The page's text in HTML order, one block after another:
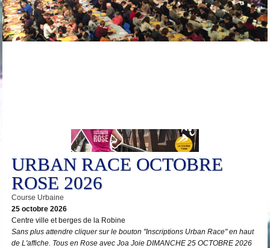
URBAN RACE OCTOBRE
ROSE 2026
Course Urbaine
25 octobre 2026
Centre ville et berges de la Robine
Sans plus attendre cliquer sur le bouton "Inscriptions Urban Race" en haut
de L'affiche. Tous en Rose avec Joa Joie DIMANCHE 25 OCTOBRE 2026